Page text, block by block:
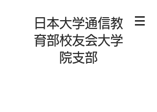
日本大学通信教
育部校友会大学
院支部